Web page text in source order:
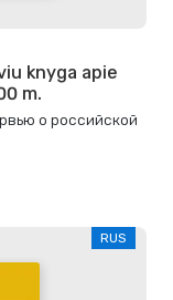
knyga apie
m.
о российской
RUS